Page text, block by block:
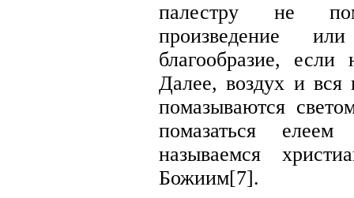
палестру не
произведение
благообразие,
Далее, воздух и вся
помазываются
помазаться
называемся
Божиим[7].